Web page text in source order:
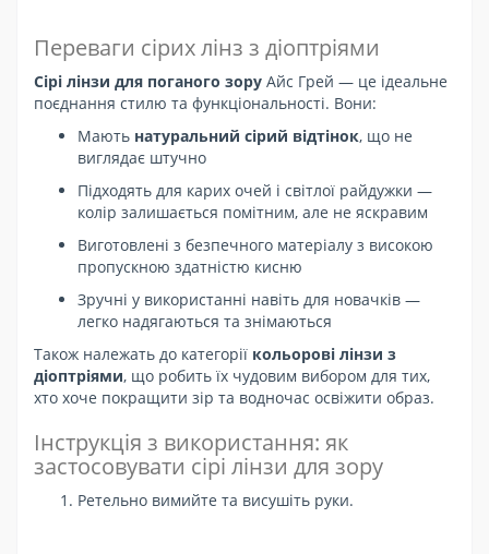
Переваги сірих лінз з діоптріями
Сірі лінзи для поганого зору Айс Грей — це ідеальне
поєднання стилю та функціональності. Вони:
Мають натуральний сірий відтінок, що не
виглядає штучно
Підходять для карих очей і світлої райдужки —
колір залишається помітним, але не яскравим
Виготовлені з безпечного матеріалу з високою
пропускною здатністю кисню
Зручні у використанні навіть для новачків —
легко надягаються та знімаються
Також належать до категорії кольорові лінзи з
діоптріями, що робить їх чудовим вибором для тих,
хто хоче покращити зір та водночас освіжити образ.
Інструкція з використання: як
застосовувати сірі лінзи для зору
Ретельно вимийте та висушіть руки.